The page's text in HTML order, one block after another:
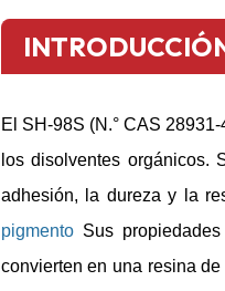
El SH-98S (N.° CAS
los disolventes orgánicos.
adhesión, la dureza y la
pigmento Sus
convierten en una resina